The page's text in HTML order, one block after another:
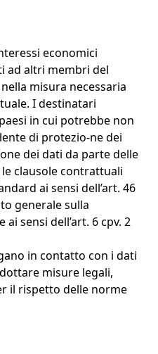
economici
ad altri membri del
misura necessaria
I destinatari
in cui potrebbe non
di protezio-ne dei
dei dati da parte delle
clausole contrattuali
ai sensi dell’art. 46
generale sulla
ai sensi dell’art. 6 cpv. 2
in contatto con i dati
misure legali,
il rispetto delle norme